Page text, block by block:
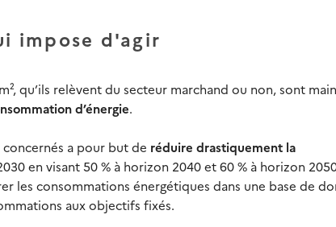
impose d'agir
qu’ils relèvent du secteur marchand ou non, sont
d’énergie.
a pour but de réduire drastiquement la
en visant 50 % à horizon 2040 et 60 % à horizon
les consommations énergétiques dans une base de
aux objectifs fixés.